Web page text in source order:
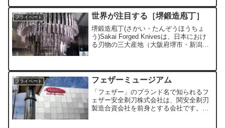
は、超高層建築物のアメリカの建築家シ
ーザー・ペ...
プライベート 世界が注目する［堺鍛造庖丁］
堺鍛造庖丁(さかい・たんぞうほうちょ
う)Sakai Forged Knivesは、日本におけ
る刃物の三大産地（大阪府堺市・新潟県
誇りその極上の切れ味は、空前の和食ブ
ー...
プライベート フェザーミュージアム
「フェザー」のブランド名で知られるフ
ェザー安全剃刀株式会社は、関安全剃刃
製造合資会社を前身とする会社です。本